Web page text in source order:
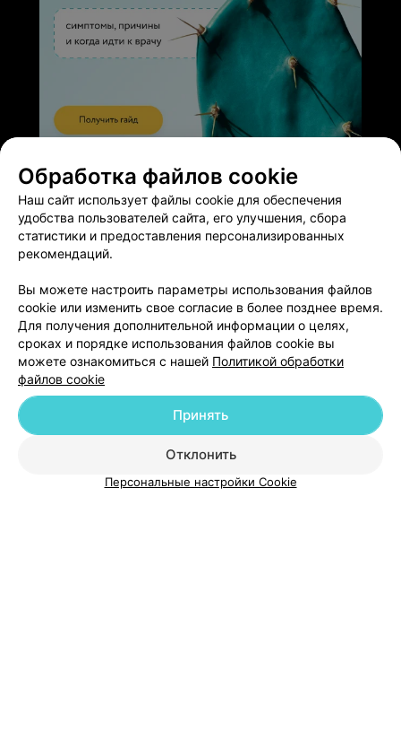
Добавить специалиста
О проекте Новости проекта
Размещение рекламы
Медицинский маркетинг
Публичный договор
Пользовательское соглашение
Способы оплаты
Обработка файлов cookie
Наш сайт использует файлы cookie для обеспечения
удобства пользователей сайта, его улучшения, сбора
статистики и предоставления персонализированных
рекомендаций.
Вы можете настроить параметры использования файлов
cookie или изменить свое согласие в более позднее время.
Для получения дополнительной информации о целях,
сроках и порядке использования файлов cookie вы
можете ознакомиться с нашей Политикой обработки
файлов cookie
Отклонить
Принять
Персональные настройки Cookie